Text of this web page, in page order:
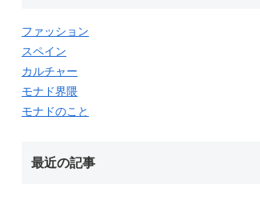
ファッション
スペイン
カルチャー
モナド界隈
モナドのこと
最近の記事